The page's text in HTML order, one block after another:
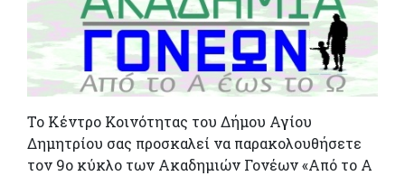
Το Κέντρο Κοινότητας του Δήμου Αγίου
Δημητρίου σας προσκαλεί να παρακολουθήσετε
τον 9ο κύκλο των Ακαδημιών Γονέων «Από το Α